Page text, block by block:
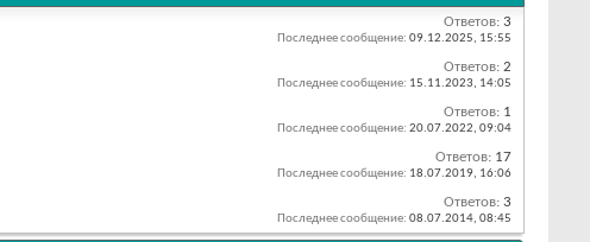
Ответов: 3
Последнее сообщение: 09.12.2025, 15:55
Ответов: 2
Последнее сообщение: 15.11.2023, 14:05
Ответов: 1
Последнее сообщение: 20.07.2022, 09:04
Ответов: 17
Последнее сообщение: 18.07.2019, 16:06
Ответов: 3
Последнее сообщение: 08.07.2014, 08:45